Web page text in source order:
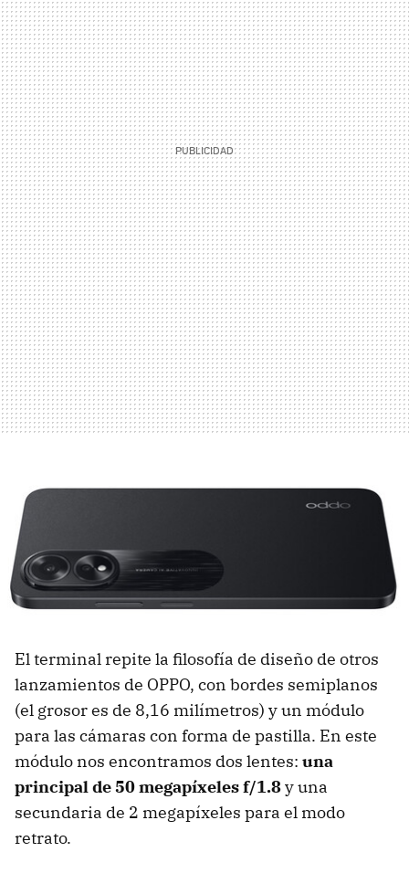
El terminal repite la filosofía de diseño de otros
lanzamientos de OPPO, con bordes semiplanos
(el grosor es de 8,16 milímetros) y un módulo
para las cámaras con forma de pastilla. En este
módulo nos encontramos dos lentes: una
principal de 50 megapíxeles f/1.8y una
secundaria de 2 megapíxeles para el modo
retrato.